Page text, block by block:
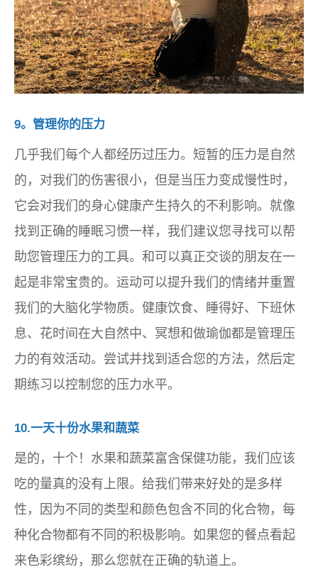
9。管理你的压力
几乎我们每个人都经历过压力。短暂的压力是自然
的，对我们的伤害很小，但是当压力变成慢性时，
它会对我们的身心健康产生持久的不利影响。就像
找到正确的睡眠习惯一样，我们建议您寻找可以帮
助您管理压力的工具。和可以真正交谈的朋友在一
起是非常宝贵的。运动可以提升我们的情绪并重置
我们的大脑化学物质。健康饮食、睡得好、下班休
息、花时间在大自然中、冥想和做瑜伽都是管理压
力的有效活动。尝试并找到适合您的方法，然后定
期练习以控制您的压力水平。
10.一天十份水果和蔬菜
是的，十个！水果和蔬菜富含保健功能，我们应该
吃的量真的没有上限。给我们带来好处的是多样
性，因为不同的类型和颜色包含不同的化合物，每
种化合物都有不同的积极影响。如果您的餐点看起
来色彩缤纷，那么您就在正确的轨道上。